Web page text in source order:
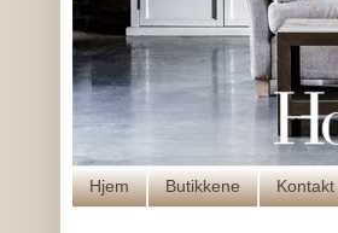
Hjem Butikkene Kontakt